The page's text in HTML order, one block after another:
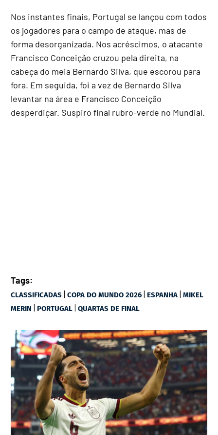
Nos instantes finais, Portugal se lançou com todos
os jogadores para o campo de ataque, mas de
forma desorganizada. Nos acréscimos, o atacante
Francisco Conceição cruzou pela direita, na
cabeça do meia Bernardo Silva, que escorou para
fora. Em seguida, foi a vez de Bernardo Silva
levantar na área e Francisco Conceição
desperdiçar. Suspiro final rubro-verde no Mundial.
Tags:
CLASSIFICADAS |COPA DO MUNDO 2026 | ESPANHA |MIKEL
MERIN | PORTUGAL |QUARTAS DE FINAL